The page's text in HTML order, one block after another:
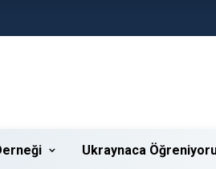
Ukraynaca